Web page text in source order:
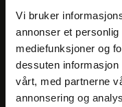
Vi bruker
annonser et
mediefunksjoner og
dessuten
vårt, med partnerne
annonsering og
Meld på